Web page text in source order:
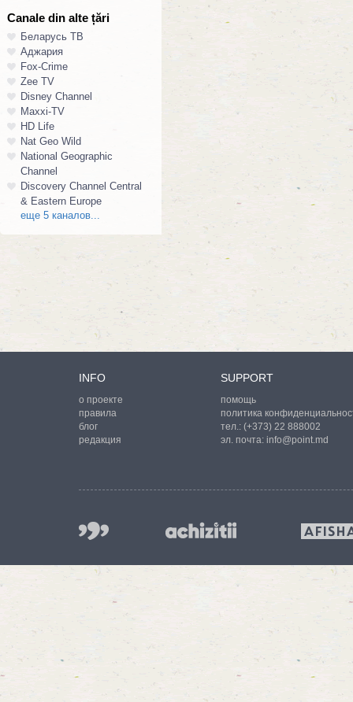
Canale din alte țări
Беларусь ТВ
Аджария
Fox-Crime
Zee TV
Disney Channel
Maxxi-TV
HD Life
Nat Geo Wild
National Geographic
Channel
Discovery Channel Central
& Eastern Europe
еще 5 каналов...
INFO
о проекте
правила
блог
редакция
SUPPORT
помощь
политика
тел.: (+373) 22 888002
эл. почта: info@point.md